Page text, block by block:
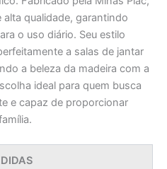
qualidade, garantindo
o uso diário. Seu estilo
a salas de jantar
a beleza da madeira com a
ideal para quem busca
e capaz de proporcionar